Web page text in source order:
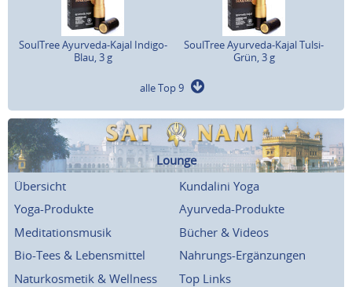
SoulTree Ayurveda-Kajal Indigo-
Blau, 3 g
SoulTree Ayurveda-Kajal Tulsi-
Grün, 3 g
alle Top 9
Lounge
Übersicht
Kundalini Yoga
Yoga-Produkte
Ayurveda-Produkte
Meditationsmusik
Bücher & Videos
Bio-Tees & Lebensmittel
Nahrungs-Ergänzungen
Naturkosmetik & Wellness
Top Links